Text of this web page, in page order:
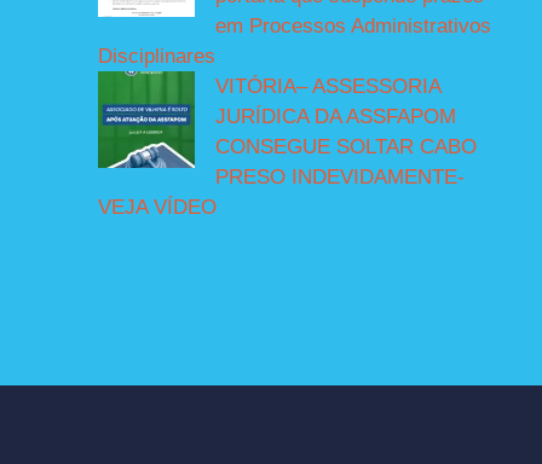
em Processos Administrativos
Disciplinares
VITÓRIA– ASSESSORIA
JURÍDICA DA ASSFAPOM
CONSEGUE SOLTAR CABO
PRESO INDEVIDAMENTE-
VEJA VÍDEO